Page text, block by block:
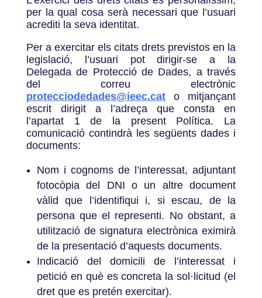
per la qual cosa serà necessari que l’usuari
acrediti la seva identitat.
Per a exercitar els citats drets previstos en la
legislació, l’usuari pot dirigir-se a la
Delegada de Protecció de Dades, a través
del correu electrònic
protecciodedades@ieec.cat
o mitjançant
escrit dirigit a l’adreça que consta en
l’apartat 1 de la present Política. La
comunicació contindrà les següents dades i
documents:
Nom i cognoms de l’interessat, adjuntant
fotocòpia del DNI o un altre document
vàlid que l’identifiqui i, si escau, de la
persona que el representi. No obstant, a
utilització de signatura electrònica eximirà
de la presentació d’aquests documents.
Indicació del domicili de l’interessat i
petició en què es concreta la sol·licitud (el
dret que es pretén exercitar).